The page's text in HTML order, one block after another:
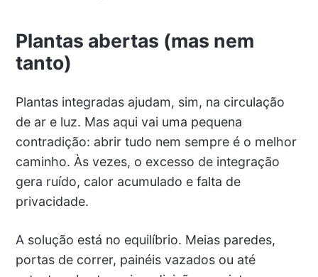
Plantas abertas (mas nem
tanto)
Plantas integradas ajudam, sim, na circulação
de ar e luz. Mas aqui vai uma pequena
contradição: abrir tudo nem sempre é o melhor
caminho. Às vezes, o excesso de integração
gera ruído, calor acumulado e falta de
privacidade.
A solução está no equilíbrio. Meias paredes,
portas de correr, painéis vazados ou até